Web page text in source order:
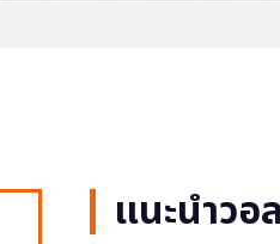
แนะนำวอ